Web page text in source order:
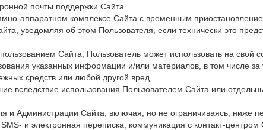
почты поддержки Сайта.
аппаратном комплексе Сайта с временным
уведомляя об этом Пользователя, если технически это
Сайта, Пользователь может использовать на свой
указанных информации и/или материалов, в том числе
средств или любой другой вред.
вследствие использования Пользователем Сайта или
и Администрации Сайта, включая, но не ограничиваясь, ниже
и электронная переписка, коммуникация с контакт-центром